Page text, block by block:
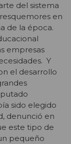
del sistema
en
de la época.
empresas
Y
el desarrollo
sido elegido
denunció en
este tipo de
pequeño